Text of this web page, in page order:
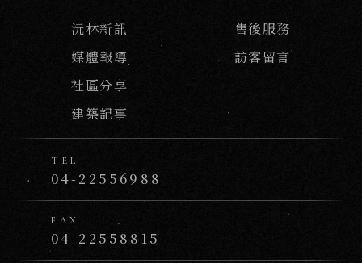
沅林新訊
媒體報導
社區分享
建築記事
售後服務
訪客留言
TEL
04-22556988
FAX
04-22558815